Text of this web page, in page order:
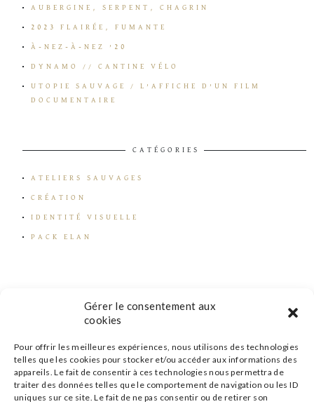
Gérer le consentement aux
cookies
Pour offrir les meilleures expériences, nous utilisons des technologies
telles que les cookies pour stocker et/ou accéder aux informations des
appareils. Le fait de consentir à ces technologies nous permettra de
traiter des données telles que le comportement de navigation ou les ID
uniques sur ce site. Le fait de ne pas consentir ou de retirer son
AUBERGINE, SERPENT, CHAGRIN
2023 FLAIRÉE, FUMANTE
À-NEZ-À-NEZ ’20
DYNAMO // CANTINE VÉLO
UTOPIE SAUVAGE / L’AFFICHE D’UN FILM
DOCUMENTAIRE
CATÉGORIES
ATELIERS SAUVAGES
CRÉATION
IDENTITÉ VISUELLE
PACK ELAN